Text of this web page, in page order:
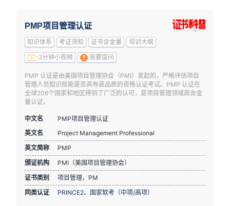
PMP项目管理认证
知识体系 考证须知 证书含金量 培训大纲
3分钟小视频 我要提问
PMP 认证是由美国项目管理协会（PMI）发起的，严格评估项目
管理人员知识技能是否具有高品质的资格认证考试。PMP 认证在
全球206个国家和地区得到了广泛的认可，是项目管理领域高含金
量认证。
中文名
PMP项目管理认证
英文名
Project Management Professional
英文简称
PMP
颁证机构
PMI（美国项目管理协会）
证书类别
项目管理，PM
同类认证
PRINCE2、 国家软考（中项/高项）